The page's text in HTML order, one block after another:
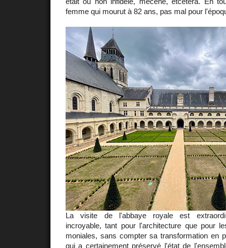
femme qui mourut à 82 ans, pas mal pour
La visite de l'abbaye royale est
incroyable, tant pour l'architecture que pour
moniales, sans compter sa transformation en
qui a certainement préservé l'état de